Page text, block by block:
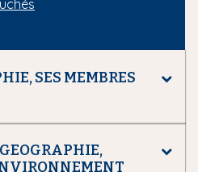
SES MEMBRES